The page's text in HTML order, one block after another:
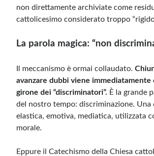
non direttamente archiviate come
cattolicesimo considerato troppo
La parola magica: “non
Il meccanismo è ormai collaudato.
avanzare dubbi viene immediatamente
girone dei “discriminatori”. È la grande
del nostro tempo: discriminazione. Una
elastica, emotiva, mediatica, utilizzata
morale.
Eppure il Catechismo della Chiesa